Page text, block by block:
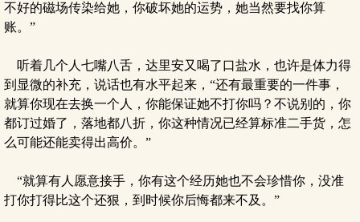
不好的磁场传染给她，你破坏她的运势，她当然要找你算
账。”
听着几个人七嘴八舌，达里安又喝了口盐水，也许是体力得
到显微的补充，说话也有水平起来，“还有最重要的一件事，
就算你现在去换一个人，你能保证她不打你吗？不说别的，你
都订过婚了，落地都八折，你这种情况已经算标准二手货，怎
么可能还能卖得出高价。”
“就算有人愿意接手，你有这个经历她也不会珍惜你，没准
打你打得比这个还狠，到时候你后悔都来不及。”